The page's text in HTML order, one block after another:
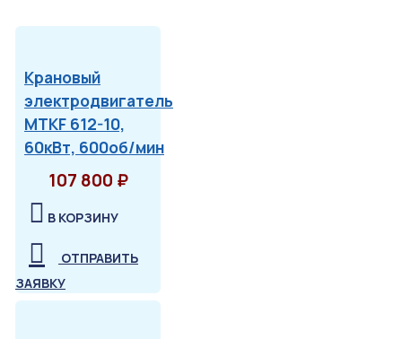
Крановый
электродвигатель
MTKF 612-10,
60кВт, 600об/мин
107 800 ₽
В КОРЗИНУ
ОТПРАВИТЬ
ЗАЯВКУ